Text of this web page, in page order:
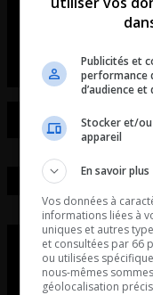
Publicités et
performance
d’audience
Stocker et/
appareil
En savoir plus
Vos données à
informations liées à
uniques et autres
et consultées par 66
ou utilisées
nous-mêmes
géolocalisation